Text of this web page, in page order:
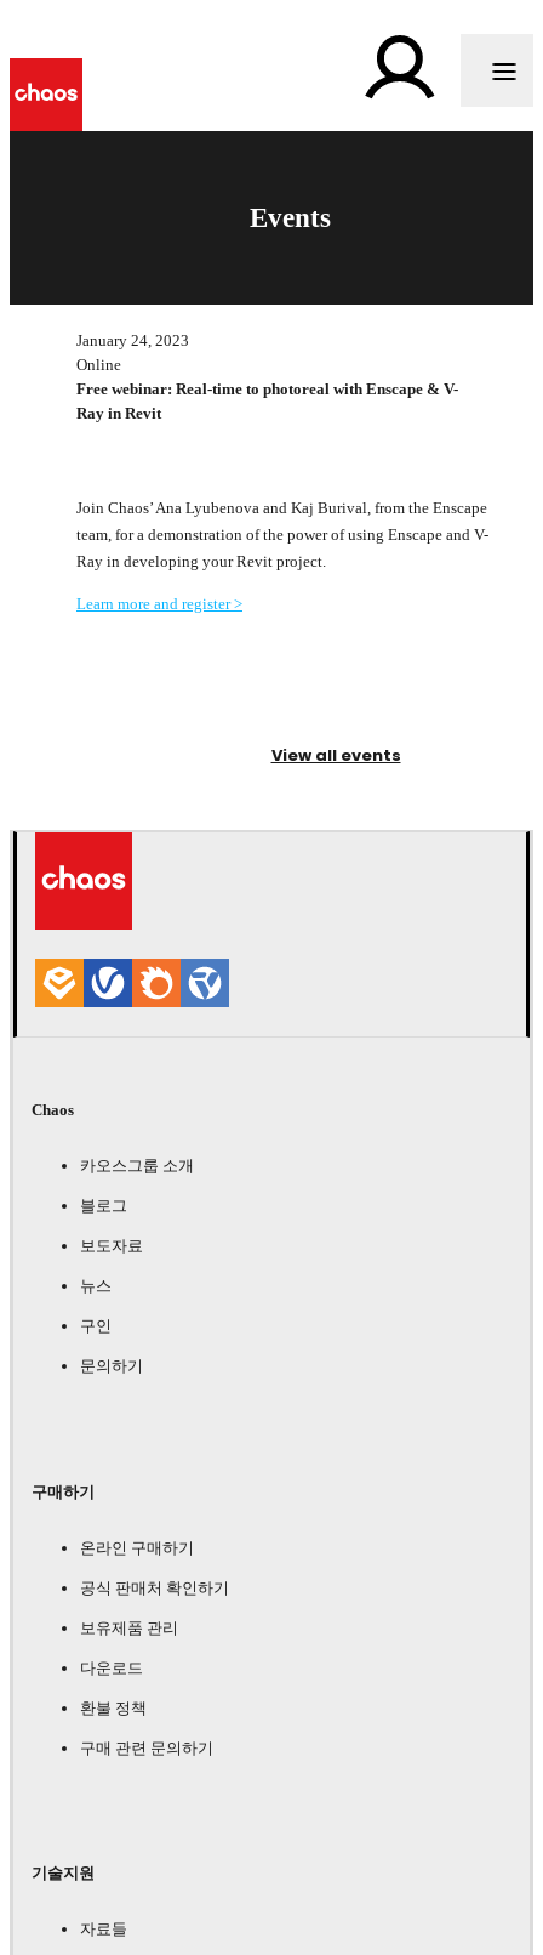
Events
January 24, 2023
Online
Free webinar: Real-time to photoreal with Enscape & V-
Ray in Revit
Join Chaos’ Ana Lyubenova and Kaj Burival, from the Enscape
team, for a demonstration of the power of using Enscape and V-
Ray in developing your Revit project.
Learn more and register >
View all events
Chaos
카오스그룹 소개
블로그
보도자료
뉴스
구인
문의하기
구매하기
온라인 구매하기
공식 판매처 확인하기
보유제품 관리
다운로드
환불 정책
구매 관련 문의하기
기술지원
자료들